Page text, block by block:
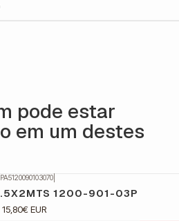
pode estar
em um destes
1200-901-03P
15,80€ EUR